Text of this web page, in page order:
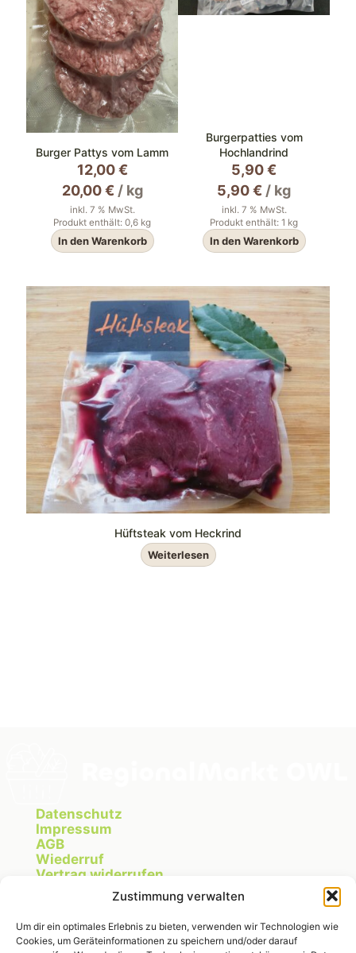
Zustimmung verwalten
Um dir ein optimales Erlebnis zu bieten, verwenden wir Technologien wie
Cookies, um Geräteinformationen zu speichern und/oder darauf
Burger Pattys vom Lamm
12,00€
20,00€ / kg
inkl. 7 % MwSt.
Produkt enthält: 0,6 kg
In den Warenkorb
Burgerpatties vom
Hochlandrind
5,90€
5,90€ / kg
inkl. 7 % MwSt.
Produkt enthält: 1 kg
In den Warenkorb
Hüftsteak vom Heckrind
Weiterlesen
Datenschutz
Impressum
AGB
Wiederruf
Vertrag widerrufen
Cookie Richtlinie